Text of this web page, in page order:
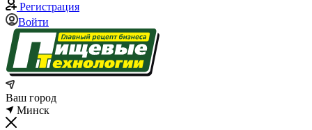
Регистрация
Войти
Ваш город
Минск